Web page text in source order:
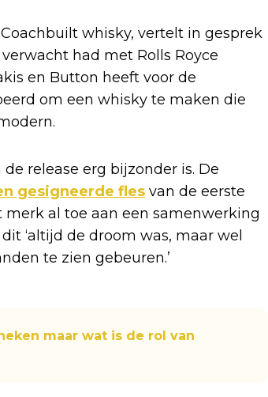
whisky, vertelt in gesprek
had met Rolls Royce
en Button heeft voor de
om een whisky te maken die
release erg bijzonder is. De
gesigneerde fles van de eerste
al toe aan een samenwerking
‘altijd de droom was, maar wel
te zien gebeuren.’
maar wat is de rol van